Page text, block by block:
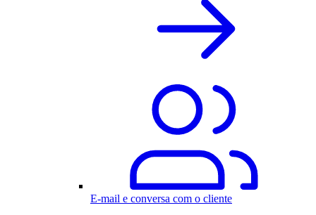
E-mail e conversa com o cliente